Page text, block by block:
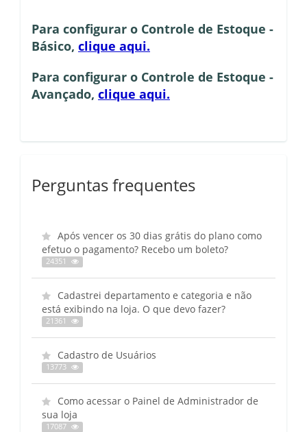
Para configurar o Controle de Estoque -
Básico, clique aqui.
Para configurar o Controle de Estoque -
Avançado, clique aqui.
Perguntas frequentes
Após vencer os 30 dias grátis do plano como
efetuo o pagamento? Recebo um boleto?
24351
Cadastrei departamento e categoria e não
está exibindo na loja. O que devo fazer?
21361
Cadastro de Usuários
13773
Como acessar o Painel de Administrador de
sua loja
17087